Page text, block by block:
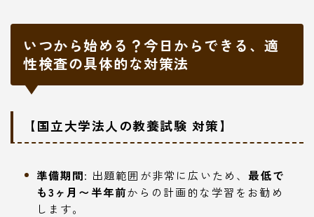
いつから始める？今日からできる、適
性検査の具体的な対策法
【国立大学法人の教養試験 対策】
準備期間: 出題範囲が非常に広いため、最低で
も3ヶ月〜半年前からの計画的な学習をお勧め
します。